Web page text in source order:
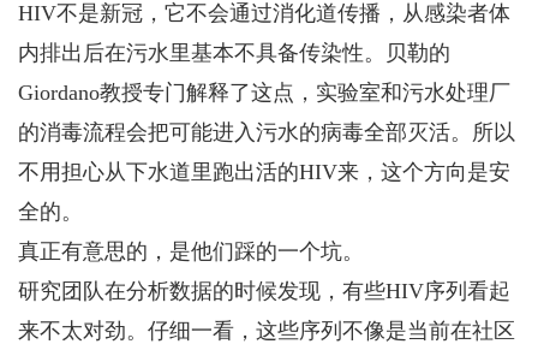
HIV不是新冠，它不会通过消化道传播，从感染者体
内排出后在污水里基本不具备传染性。贝勒的
Giordano教授专门解释了这点，实验室和污水处理厂
的消毒流程会把可能进入污水的病毒全部灭活。所以
不用担心从下水道里跑出活的HIV来，这个方向是安
全的。
真正有意思的，是他们踩的一个坑。
研究团队在分析数据的时候发现，有些HIV序列看起
来不太对劲。仔细一看，这些序列不像是当前在社区